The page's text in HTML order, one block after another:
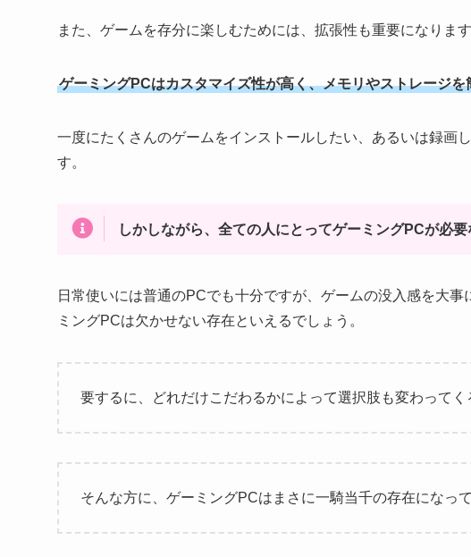
また、ゲームを存分に楽しむためには、拡張性も重要になります
ゲーミングPCはカスタマイズ性が高く、メモリやストレージ
一度にたくさんのゲームをインストールしたい、あるいは録画
す。
しかしながら、全ての人にとってゲーミングPCが必要
日常使いには普通のPCでも十分ですが、ゲームの没入感を大
ミングPCは欠かせない存在といえるでしょう。
要するに、どれだけこだわるかによって選択肢も変わってく
そんな方に、ゲーミングPCはまさに一騎当千の存在になっ